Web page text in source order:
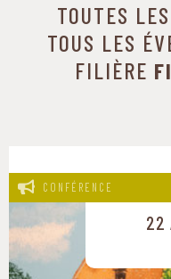
TOUTES
TOUS LES
FILIÈRE
CONFÉRENCE
22